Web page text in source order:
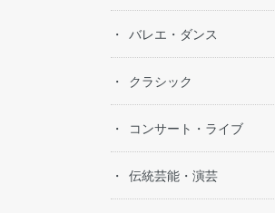
バレエ・ダンス
クラシック
コンサート・ライブ
伝統芸能・演芸